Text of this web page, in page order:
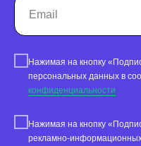
Нажимая на кнопку
персональных данных в
конфиденциальности
Нажимая на кнопку
рекламно-